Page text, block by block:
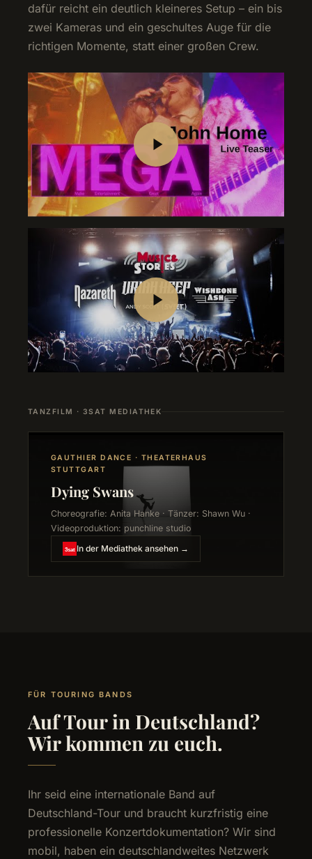
dafür reicht ein deutlich kleineres Setup – ein bis
zwei Kameras und ein geschultes Auge für die
richtigen Momente, statt einer großen Crew.
TANZFILM · 3SAT MEDIATHEK
GAUTHIER DANCE · THEATERHAUS
STUTTGART
Dying Swans
Choreografie: Anita Hanke · Tänzer: Shawn Wu ·
Videoproduktion: punchline studio
3sat In der Mediathek ansehen →
FÜR TOURING BANDS
Auf Tour in Deutschland?
Wir kommen zu euch.
Ihr seid eine internationale Band auf
Deutschland-Tour und braucht kurzfristig eine
professionelle Konzertdokumentation? Wir sind
mobil, haben ein deutschlandweites Netzwerk